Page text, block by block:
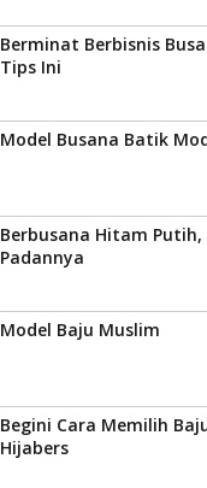
Berminat Berbisnis
Tips Ini
Model Busana Batik
Berbusana Hitam Putih,
Padannya
Model Baju Muslim
Begini Cara Memilih
Hijabers